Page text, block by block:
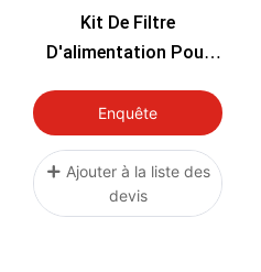
Kit De Filtre
D'alimentation Pour
SVHO YAMAHA-36
Enquête
Ajouter à la liste des
devis